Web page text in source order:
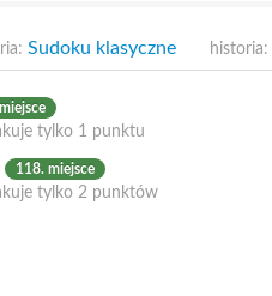
Sudoku klasyczne historia:
tylko 1 punktu
118. miejsce
tylko 2 punktów